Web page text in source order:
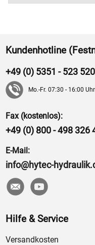
Kundenhotline
+49 (0) 5351 - 523 520
Mo.-Fr. 07:30 - 16:00 Uhr
Fax (kostenlos):
+49 (0) 800 - 498 326
E-Mail:
info@hytec-
Hilfe & Service
Versandkosten